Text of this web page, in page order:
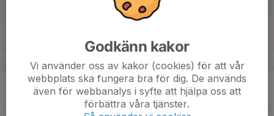
v.25
Godkänn kakor
Vi använder oss av kakor (cookies) för att vår
webbplats ska fungera bra för dig. De används
även för webbanalys i syfte att hjälpa oss att
förbättra våra tjänster.